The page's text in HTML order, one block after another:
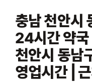
충남 천안시
24시간 약국
천안시 동남
영업시간 | 근